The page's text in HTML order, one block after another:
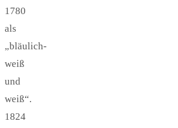
1780
als
„bläulich-
weiß
und
weiß“.
1824